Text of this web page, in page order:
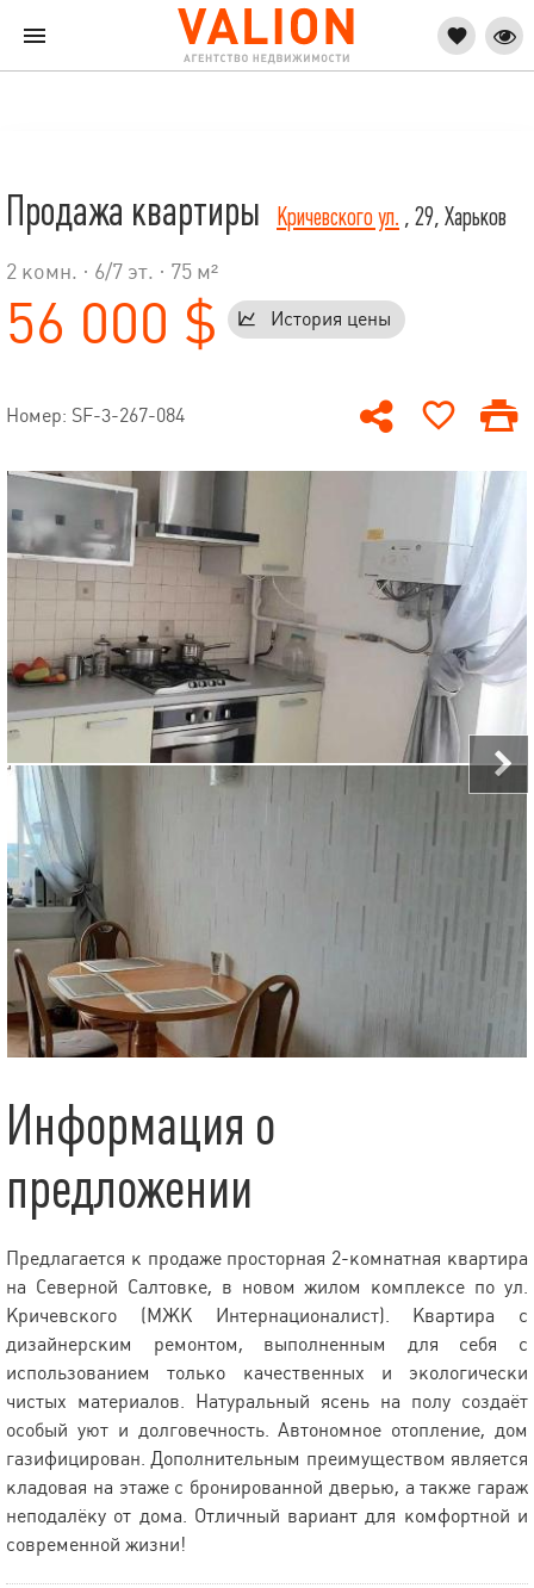
Продажа квартиры Кричевского ул. , 29, Харьков
2 комн. · 6/7 эт. · 75 м²
56 000 $ История цены
Номер: SF-3-267-084
Информация о
предложении
Предлагается к продаже просторная 2-комнатная квартира
на Северной Салтовке, в новом жилом комплексе по ул.
Кричевского (МЖК Интернационалист). Квартира с
дизайнерским ремонтом, выполненным для себя с
использованием только качественных и экологически
чистых материалов. Натуральный ясень на полу создаёт
особый уют и долговечность. Автономное отопление, дом
газифицирован. Дополнительным преимуществом является
кладовая на этаже с бронированной дверью, а также гараж
неподалёку от дома. Отличный вариант для комфортной и
современной жизни!